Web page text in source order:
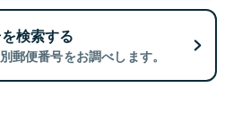
検索する
郵便番号をお調べします。